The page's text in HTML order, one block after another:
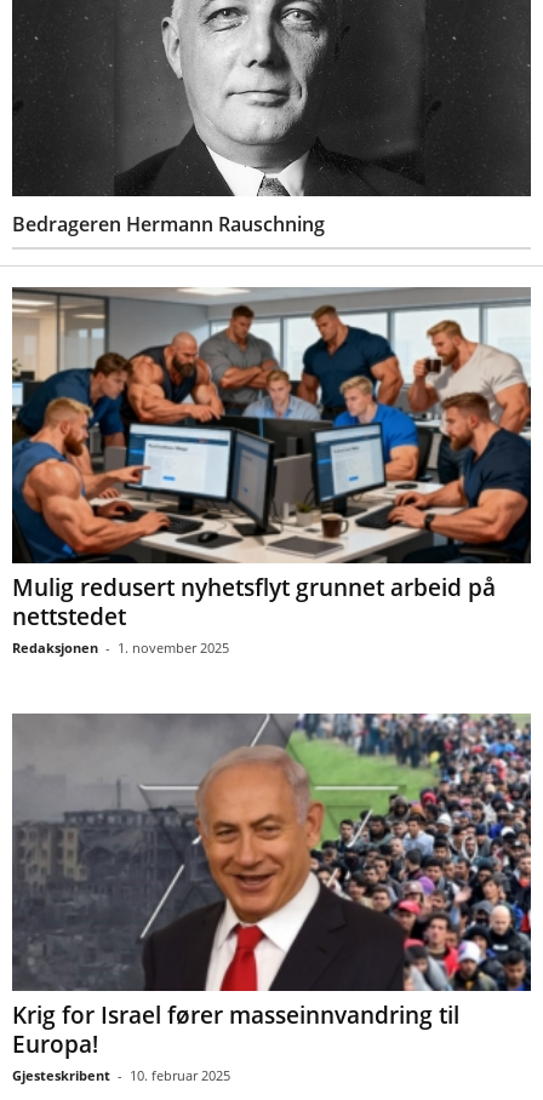
Bedrageren Hermann Rauschning
Mulig redusert nyhetsflyt grunnet arbeid på
nettstedet
Redaksjonen - 1. november 2025
Krig for Israel fører masseinnvandring til
Europa!
Gjesteskribent - 10. februar 2025